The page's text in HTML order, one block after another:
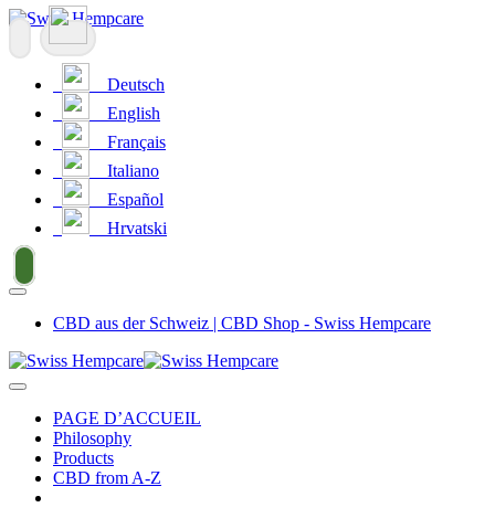
Deutsch
English
Français
Italiano
Español
Hrvatski
CBD aus der Schweiz | CBD Shop - Swiss Hempcare
PAGE D’ACCUEIL
Philosophy
Products
CBD from A-Z